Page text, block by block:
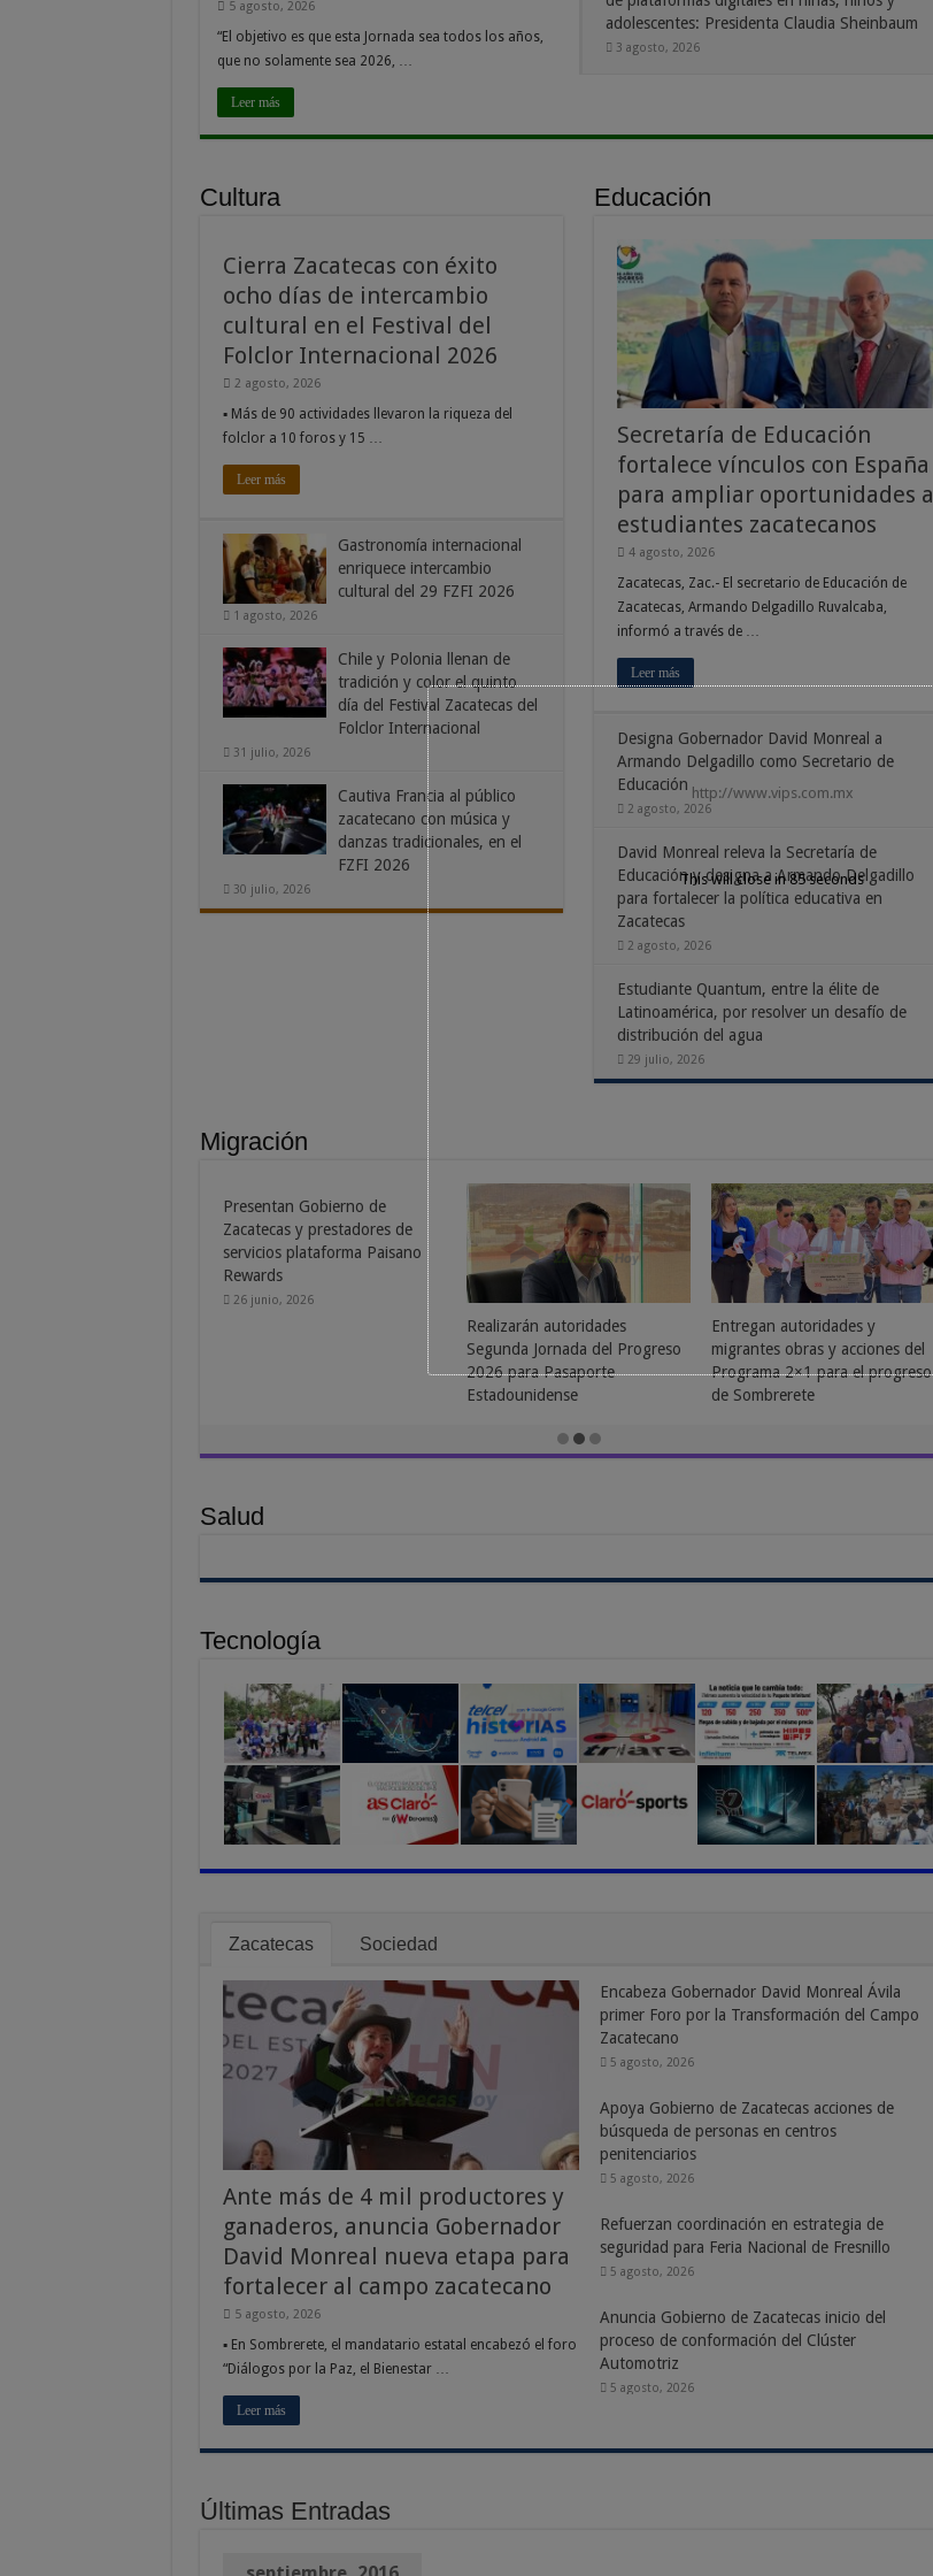
5 agosto, 2026
“El objetivo es que esta Jornada sea todos los años,
que no solamente sea 2026, …
Leer más
adolescentes: Presidenta Claudia Sheinbaum
3 agosto, 2026
Cultura
Cierra Zacatecas con éxito
ocho días de intercambio
cultural en el Festival del
Folclor Internacional 2026
2 agosto, 2026
▪ Más de 90 actividades llevaron la riqueza del
folclor a 10 foros y 15 …
Leer más
Gastronomía internacional
enriquece intercambio
cultural del 29 FZFI 2026
1 agosto, 2026
Chile y Polonia llenan de
tradición y color el quinto
día del Festival Zacatecas del
Folclor Internacional
31 julio, 2026
Cautiva Francia al público
zacatecano con música y
danzas tradicionales, en el
FZFI 2026
30 julio, 2026
Educación
Secretaría de Educación
fortalece vínculos con España
para ampliar oportunidades a
estudiantes zacatecanos
4 agosto, 2026
Zacatecas, Zac.- El secretario de Educación de
Zacatecas, Armando Delgadillo Ruvalcaba,
informó a través de …
Leer más
Designa Gobernador David Monreal a
Armando Delgadillo como Secretario de
Educación
2 agosto, 2026
David Monreal releva la Secretaría de
Educación y designa a Armando Delgadillo
para fortalecer la política educativa en
Zacatecas
2 agosto, 2026
Estudiante Quantum, entre la élite de
Latinoamérica, por resolver un desafío de
distribución del agua
29 julio, 2026
Migración
del Estado y UAZ, en pro de la
Comunidad migrante genera
bienestar y progreso en
Zacatecas
24 mayo, 2026
Acuerdan Cozcyt y Centro
Universitario del Norte
promover el desarrollo regional
entre Jalisco y Zacatecas
Salud
Tecnología
Zacatecas Sociedad
Ante más de 4 mil productores y
ganaderos, anuncia Gobernador
David Monreal nueva etapa para
fortalecer al campo zacatecano
5 agosto, 2026
▪ En Sombrerete, el mandatario estatal encabezó el foro
“Diálogos por la Paz, el Bienestar …
Leer más
Encabeza Gobernador David Monreal Ávila
primer Foro por la Transformación del Campo
Zacatecano
5 agosto, 2026
Apoya Gobierno de Zacatecas acciones de
búsqueda de personas en centros
penitenciarios
5 agosto, 2026
Refuerzan coordinación en estrategia de
seguridad para Feria Nacional de Fresnillo
5 agosto, 2026
Anuncia Gobierno de Zacatecas inicio del
proceso de conformación del Clúster
Automotriz
5 agosto, 2026
Últimas Entradas
http://www.vips.com.mx
This will close in83seconds